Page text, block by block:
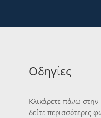
Οδηγίες
Κλικάρετε πάνω στην
δείτε περισσότερες